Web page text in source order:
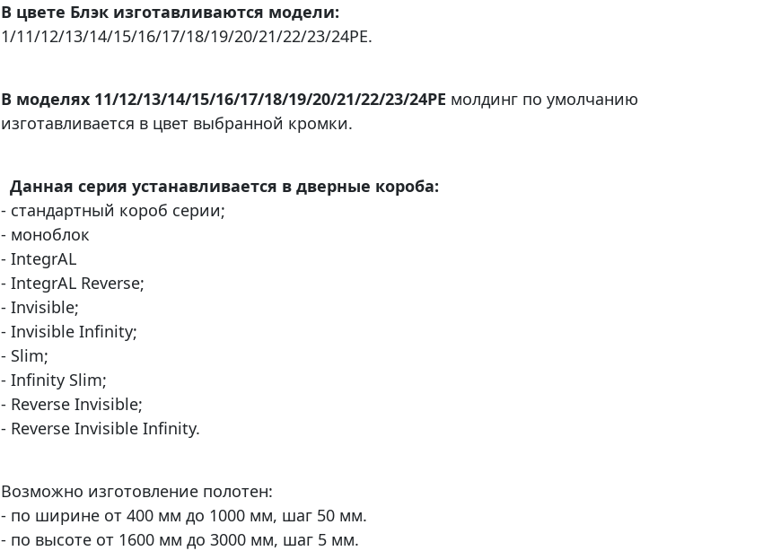
В цвете Блэк изготавливаются модели:
1/11/12/13/14/15/16/17/18/19/20/21/22/23/24PE.
В моделях 11/12/13/14/15/16/17/18/19/20/21/22/23/24PE молдинг по умолчанию
изготавливается в цвет выбранной кромки.
Данная серия устанавливается в дверные короба:
- стандартный короб серии;
- моноблок
- IntegrAL
- IntegrAL Reverse;
- Invisible;
- Invisible Infinity;
- Slim;
- Infinity Slim;
- Reverse Invisible;
- Reverse Invisible Infinity.
Возможно изготовление полотен:
- по ширине от 400 мм до 1000 мм, шаг 50 мм.
- по высоте от 1600 мм до 3000 мм, шаг 5 мм.